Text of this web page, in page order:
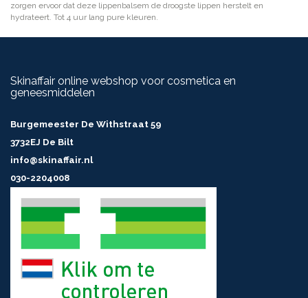
zorgen ervoor dat deze lippenbalsem de droogste lippen herstelt en
hydrateert. Tot 4 uur lang pure kleuren.
Skinaffair online webshop voor cosmetica en
geneesmiddelen
Burgemeester De Withstraat 59
3732EJ De Bilt
info@skinaffair.nl
030-2204008